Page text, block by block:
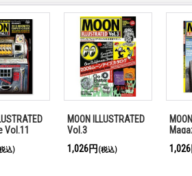
ホットロッド ステ
ッカー Weber CAMS
テッカー
2,530円
クローム ボルト キ
ャップ 1/2インチ
363円